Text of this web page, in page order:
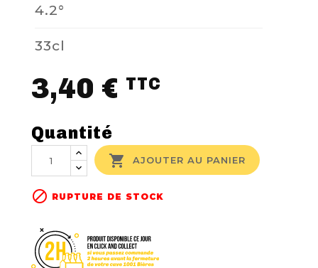
4.2°
33cl
3,40 € TTC
Quantité
 AJOUTER AU PANIER
 RUPTURE DE STOCK